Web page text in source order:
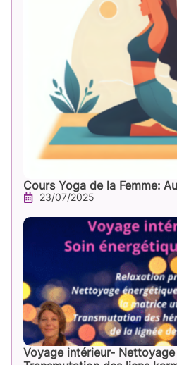
Cours Yoga de la Femme:
23/07/2025
Voyage intérieur-